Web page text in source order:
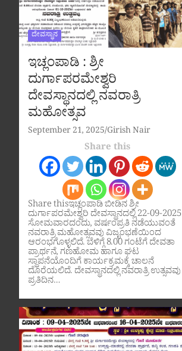
ದೇವಸ್ಥಾನ
ಇಚ್ಲಂಪಾಡಿ : ಶ್ರೀ
ದುರ್ಗಾಪರಮೇಶ್ವರಿ
ದೇವಸ್ಥಾನದಲ್ಲಿ ನವರಾತ್ರಿ
ಮಹೋತ್ಸವ
September 21, 2025 Girish Nair
Share this
Share thisಇಚ್ಲಂಪಾಡಿ ಬೀಡಿನ ಶ್ರೀ
ದುರ್ಗಾಪರಮೇಶ್ವರಿ ದೇವಸ್ಥಾನದಲ್ಲಿ 22-09-2025
ಸೋಮವಾರದಂದು, ವರ್ಷಂಪ್ರತಿ ನಡೆಯುವಂತೆ
ನವರಾತ್ರಿ ಮಹೋತ್ಸವವು ವಿಜೃಂಭಣೆಯಿಂದ
ಆರಂಭಗೊಳ್ಳಲಿದೆ. ಬೆಳಿಗ್ಗೆ 8.00 ಗಂಟೆಗೆ ದೇವತಾ
ಪ್ರಾರ್ಥನೆ, ಗಣಹೋಮ ಹಾಗೂ ಘಟ
ಸ್ಥಾಪನೆಯೊಂದಿಗೆ ಕಾರ್ಯಕ್ರಮಕ್ಕೆ ಚಾಲನೆ
ದೊರೆಯಲಿದೆ. ದೇವಸ್ಥಾನದಲ್ಲಿ ನವರಾತ್ರಿ ಉತ್ಸವವು
ಪ್ರತಿದಿನ…